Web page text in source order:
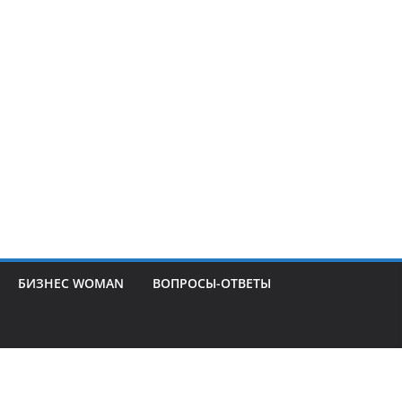
БИЗНЕС WOMAN ВОПРОСЫ-ОТВЕТЫ